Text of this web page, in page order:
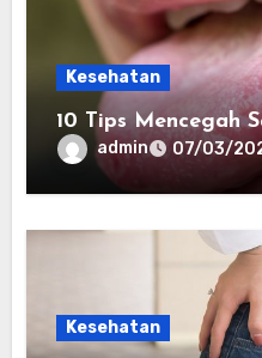
Kesehatan
10 Tips Mencegah
admin 07/03/
Kesehatan